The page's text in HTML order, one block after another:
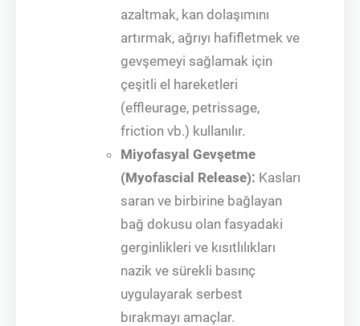
azaltmak, kan dolaşımını
artırmak, ağrıyı hafifletmek ve
gevşemeyi sağlamak için
çeşitli el hareketleri
(effleurage, petrissage,
friction vb.) kullanılır.
Miyofasyal Gevşetme
(Myofascial Release): Kasları
saran ve birbirine bağlayan
bağ dokusu olan fasyadaki
gerginlikleri ve kısıtlılıkları
nazik ve sürekli basınç
uygulayarak serbest
bırakmayı amaçlar.